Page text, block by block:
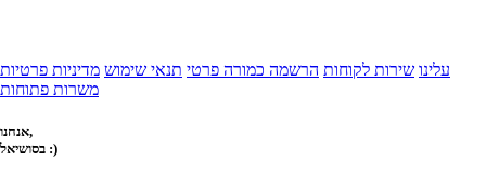
עלינו שירות לקוחות הרשמה כמורה פרטי תנאי שימוש מדיניות פרטיות
משרות פתוחות
אנחנו,
בסושיאל :)